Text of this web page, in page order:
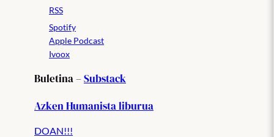
RSS
Spotify
Apple Podcast
Ivoox
Buletina –Substack
Azken Humanista liburua
DOAN!!!